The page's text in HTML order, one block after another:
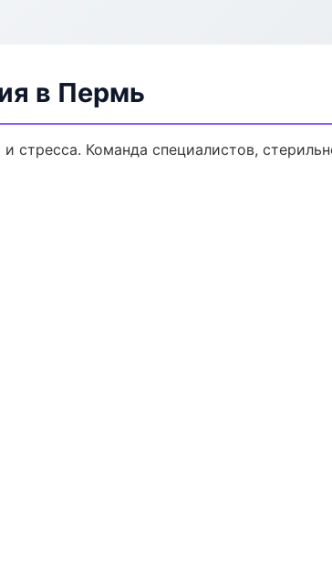
в Пермь
стресса. Команда специалистов,